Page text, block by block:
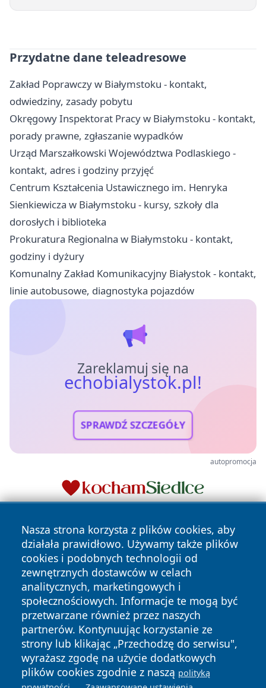
Przydatne dane teleadresowe
Zakład Poprawczy w Białymstoku - kontakt,
odwiedziny, zasady pobytu
Okręgowy Inspektorat Pracy w Białymstoku - kontakt,
porady prawne, zgłaszanie wypadków
Urząd Marszałkowski Województwa Podlaskiego -
kontakt, adres i godziny przyjęć
Centrum Kształcenia Ustawicznego im. Henryka
Sienkiewicza w Białymstoku - kursy, szkoły dla
dorosłych i biblioteka
Prokuratura Regionalna w Białymstoku - kontakt,
godziny i dyżury
Komunalny Zakład Komunikacyjny Białystok - kontakt,
linie autobusowe, diagnostyka pojazdów
Zareklamuj się na
echobialystok.pl!
SPRAWDŹ SZCZEGÓŁY
autopromocja
Nasza strona korzysta z plików cookies, aby
działała prawidłowo. Używamy także plików
cookies i podobnych technologii od
zewnętrznych dostawców w celach
analitycznych, marketingowych i
społecznościowych. Informacje te mogą być
przetwarzane również przez naszych
partnerów. Kontynuując korzystanie ze
strony lub klikając „Przechodzę do serwisu",
wyrażasz zgodę na użycie dodatkowych
plików cookies zgodnie z naszą polityką
Copyright © 2026 echobialystok.pl Wszystkie prawa
zastrzeżone.
News Autorzy
Polityka
Prywatności
Polityka
Cookies